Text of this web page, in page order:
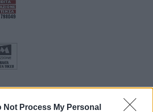
Not Process My Personal